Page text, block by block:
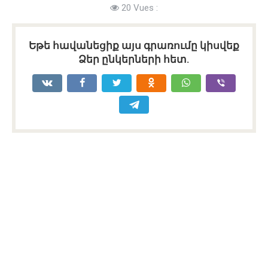
20 Vues :
Եթե հավանեցիք այս գրառումը կիսվեք
Ձեր ընկերների հետ.